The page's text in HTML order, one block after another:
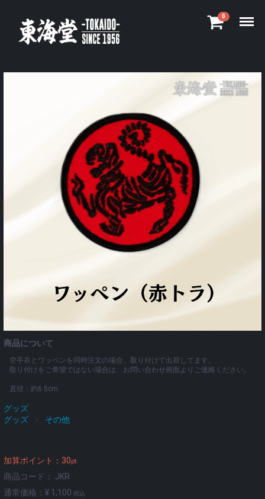
0
商品について
空手衣とワッペンを同時注文の場合、取り付けて出荷してます。
取り付けをご希望ではない場合は、お問い合わせ画面よりご連絡ください。
直径：約6.5cm
グッズ
グッズ
その他
加算ポイント： 30pt
商品コード： JKR
通常価格：¥ 1,100 税込